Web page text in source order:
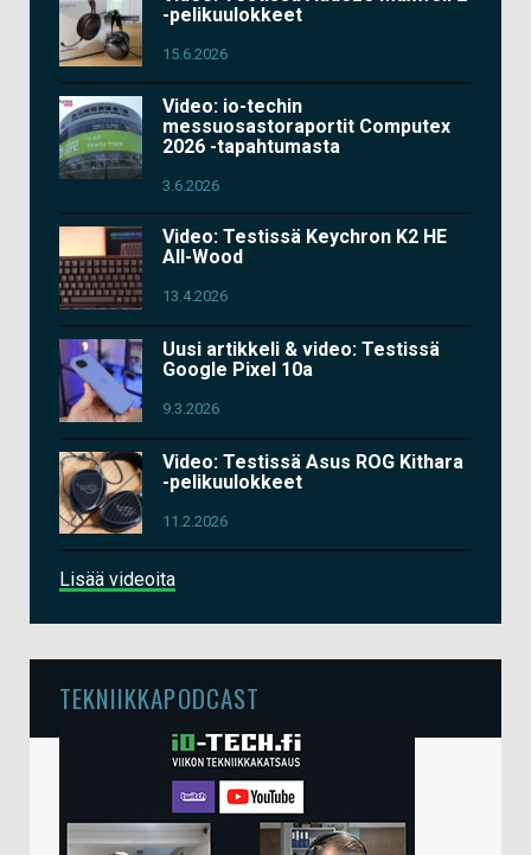
-pelikuulokkeet
15.6.2026
Video: io-techin
messuosastoraportit Computex
2026 -tapahtumasta
3.6.2026
Video: Testissä Keychron K2 HE
All-Wood
13.4.2026
Uusi artikkeli & video: Testissä
Google Pixel 10a
9.3.2026
Video: Testissä Asus ROG Kithara
-pelikuulokkeet
11.2.2026
Lisää videoita
TEKNIIKKAPODCAST